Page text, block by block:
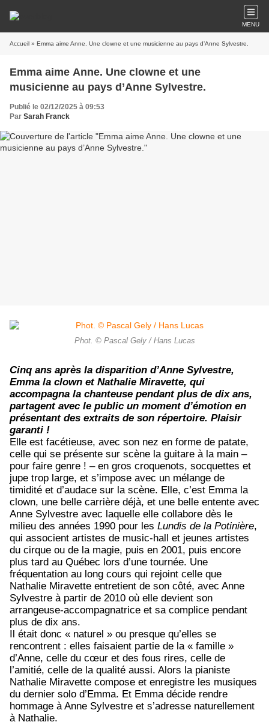
MENU
Accueil » Emma aime Anne. Une clowne et une musicienne au pays d’Anne Sylvestre.
Emma aime Anne. Une clowne et une
musicienne au pays d’Anne Sylvestre.
Publié le 02/12/2025 à 09:53
Par Sarah Franck
Phot. © Pascal Gely / Hans Lucas
Cinq ans après la disparition d’Anne Sylvestre,
Emma la clown et Nathalie Miravette, qui
accompagna la chanteuse pendant plus de dix ans,
partagent avec le public un moment d’émotion en
présentant des extraits de son répertoire. Plaisir
garanti !
Elle est facétieuse, avec son nez en forme de patate,
celle qui se présente sur scène la guitare à la main –
pour faire genre ! – en gros croquenots, socquettes et
jupe trop large, et s’impose avec un mélange de
timidité et d’audace sur la scène. Elle, c’est Emma la
clown, une belle carrière déjà, et une belle entente avec
Anne Sylvestre avec laquelle elle collabore dès le
milieu des années 1990 pour les Lundis de la Potinière,
qui associent artistes de music-hall et jeunes artistes
du cirque ou de la magie, puis en 2001, puis encore
plus tard au Québec lors d’une tournée. Une
fréquentation au long cours qui rejoint celle que
Nathalie Miravette entretient de son côté, avec Anne
Sylvestre à partir de 2010 où elle devient son
arrangeuse-accompagnatrice et sa complice pendant
plus de dix ans.
Il était donc « naturel » ou presque qu’elles se
rencontrent : elles faisaient partie de la « famille »
d’Anne, celle du cœur et des fous rires, celle de
l’amitié, celle de la qualité aussi. Alors la pianiste
Nathalie Miravette compose et enregistre les musiques
du dernier solo d’Emma. Et Emma décide rendre
hommage à Anne Sylvestre et s’adresse naturellement
à Nathalie.